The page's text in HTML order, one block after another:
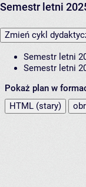
Semestr letni
Zmień cykl
Semestr letni
Semestr letni
Pokaż plan w
HTML (stary)